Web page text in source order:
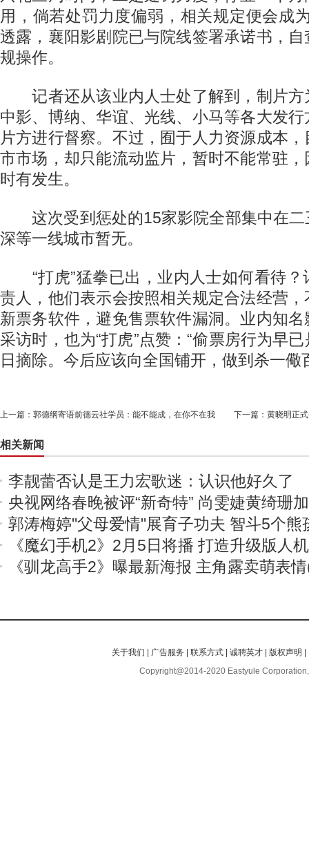
用，倘若处罚力度偏弱，相关规定便会成
透露，襄阳影剧院已与院线签署承诺书，
规操作。
记者还从该业内人士处了解到，制片方
中影、博纳、华谊、光线、小马等各大发
片方进行督察。不过，囿于人力资源成本
市市场，却只能流动监片，暂时不能常驻
时有发生。
这次受到惩处的15家影院全部集中在二
深等一线城市暂无。
“打虎”猛拳已出，业内人士如何看待？
责人，他们表示会按照相关规定合法经营
新票务软件，避免售票软件漏洞。业内知
采访时，也为“打虎”点赞：“偷票房行为早
日摘除。今后应该向全国铺开，做到杀一儆
上一篇： 郭德纲寄语前德云社学员：能不能成，在你不在我 下一篇： 黄晓明正
相关新闻
李靓蕾否认是王力宏歌迷：认识他好久了
央视网络春晚被评“新奇特” 尚雯婕黄绮珊
郭涛梅婷"父母爱情"展育子功夫 智斗5个熊
《魔幻手机2》2月5日将播 打造升级版人
《驯龙高手2》曝最新海报 主角露卖萌表
关于我们 广告服务 |联系方式 |诚聘英才 版权声明
Copyright@2014-2020 Eastyule